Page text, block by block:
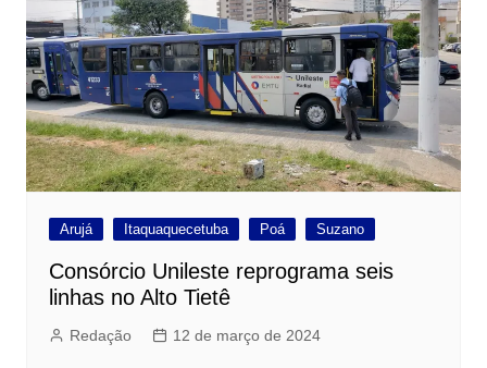
Arujá Itaquaquecetuba Poá Suzano
Consórcio Unileste reprograma seis
linhas no Alto Tietê
Redação 12 de março de 2024